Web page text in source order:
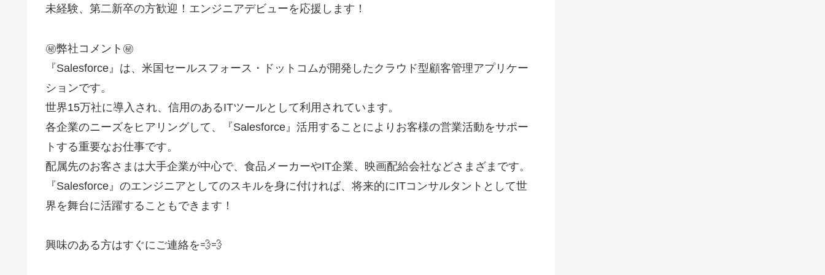
未経験、第二新卒の方歓迎！エンジニアデビューを応援します！
㊙️弊社コメント㊙️
『Salesforce』は、米国セールスフォース・ドットコムが開発したクラウド型顧客管理アプリケー
ションです。
世界15万社に導入され、信用のあるITツールとして利用されています。
各企業のニーズをヒアリングして、『Salesforce』活用することによりお客様の営業活動をサポー
トする重要なお仕事です。
配属先のお客さまは大手企業が中心で、食品メーカーやIT企業、映画配給会社などさまざまです。
『Salesforce』のエンジニアとしてのスキルを身に付ければ、将来的にITコンサルタントとして世
界を舞台に活躍することもできます！
興味のある方はすぐにご連絡を💨💨